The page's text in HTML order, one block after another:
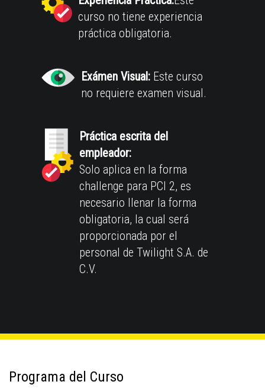
curso no tiene experiencia
práctica obligatoria.
Exámen Visual: Este curso
no requiere examen visual.
Práctica escrita del
empleador:
Solo aplica en la forma
challenge para PCI 2, es
necesario llenar la forma
obligatoria, la cual será
proporcionada por el
personal de Twilight S.A. de
C.V.
Programa del Curso